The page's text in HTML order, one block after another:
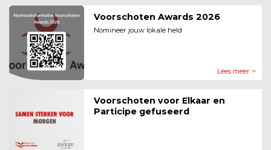
Voorschoten Awards 2026
Nomineer jouw lokale held
Lees meer >
Voorschoten voor Elkaar en
Participe gefuseerd